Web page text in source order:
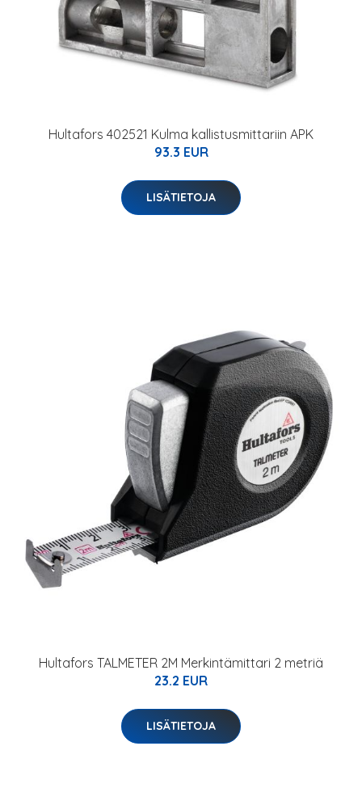
Hultafors 402521 Kulma kallistusmittariin APK
93.3 EUR
LISÄTIETOJA
Hultafors TALMETER 2M Merkintämittari 2 metriä
23.2 EUR
LISÄTIETOJA